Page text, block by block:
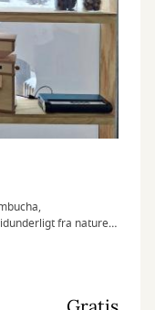
fra naturen